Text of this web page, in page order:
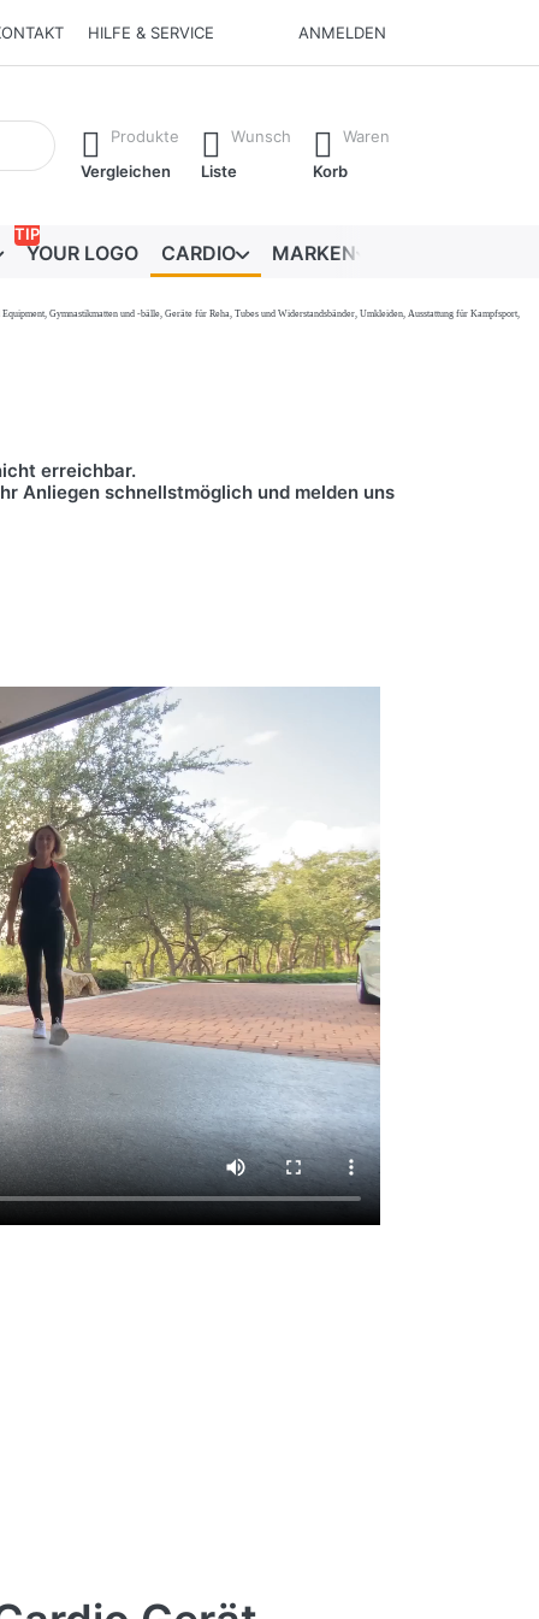
HILFE & SERVICE ANMELDEN
Drücken Sie die Eingabetaste, um alle Ergebnisse
Produkte
Vergleichen
Wunsch
Liste
Waren
Korb
YOUR LOGO
TIP
CARDIO MARKEN
Gymnastikmatten und -bälle, Geräte für Reha, Tubes und Widerstandsbänder, Umkleiden, Ausstattung für Kampfsport,
erreichbar.
Anliegen schnellstmöglich und melden uns